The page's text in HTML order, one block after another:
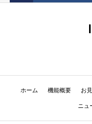
ホーム 機能概要 お
ニュ